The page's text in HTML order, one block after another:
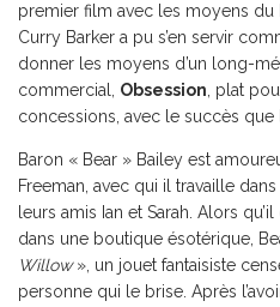
premier film avec les moyens du
Curry Barker a pu s’en servir
donner les moyens d’un long-
commercial, Obsession, plat
concessions, avec le succès que
Baron « Bear » Bailey est
Freeman, avec qui il travaille
leurs amis Ian et Sarah. Alors
dans une boutique ésotérique,
Willow», un jouet fantaisiste
personne qui le brise. Après